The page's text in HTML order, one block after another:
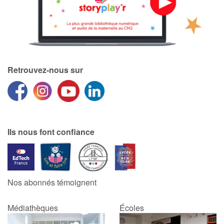
Retrouvez-nous sur
Ils nous font confiance
Nos abonnés témoignent
Médiathèques Écoles